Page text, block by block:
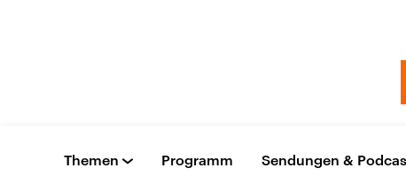
Themen Programm Sendungen &